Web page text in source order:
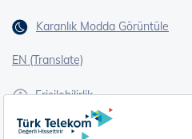
Karanlık Modda Görüntüle
EN (Translate)
Erişilebilirlik